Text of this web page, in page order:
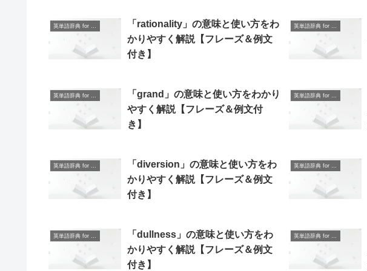
「rationality」の意味と使い方をわ
かりやすく解説【フレーズ＆例文
付き】
英単語辞典 for Beginners
「grand」の意味と使い方をわかり
やすく解説【フレーズ＆例文付
き】
英単語辞典 for Beginners
英単語辞典 for Beginners
「diversion」の意味と使い方をわ
かりやすく解説【フレーズ＆例文
付き】
英単語辞典 for Beginners
「dullness」の意味と使い方をわ
かりやすく解説【フレーズ＆例文
付き】